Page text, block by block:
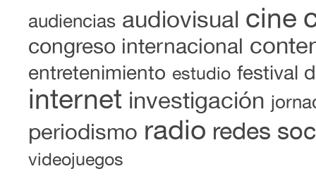
audiencias audiovisual cine
congreso internacional
entretenimiento estudio festival
internet investigación
periodismo radio redes
videojuegos